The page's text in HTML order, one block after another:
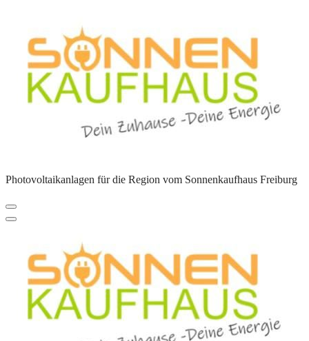
springen
Photovoltaikanlagen für die Region vom Sonnenkaufhaus Freiburg